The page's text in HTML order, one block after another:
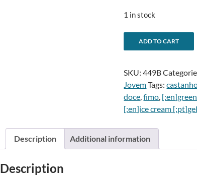
1 in stock
Brincos
cone
gelado
menta
e
chocolate
Mint
and
ADD TO CART
r
SKU:449B
JovemTags:
doce,fimo,
[:en]ice cream
Description Additional information
Description